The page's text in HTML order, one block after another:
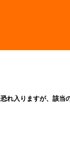
恐れ入りますが、該当